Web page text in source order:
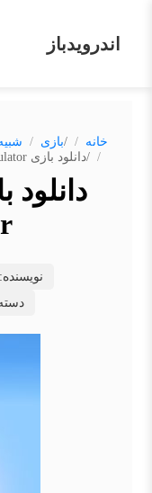
اندرویدباز
خانه /بازی
/دانلود بازی Spaceflight Simulator